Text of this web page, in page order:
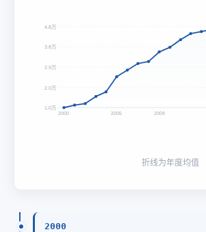
4.8万
3.8万
2.9万
2.0万
1.0万
2000 2005 2009
折线为年度均值
2000